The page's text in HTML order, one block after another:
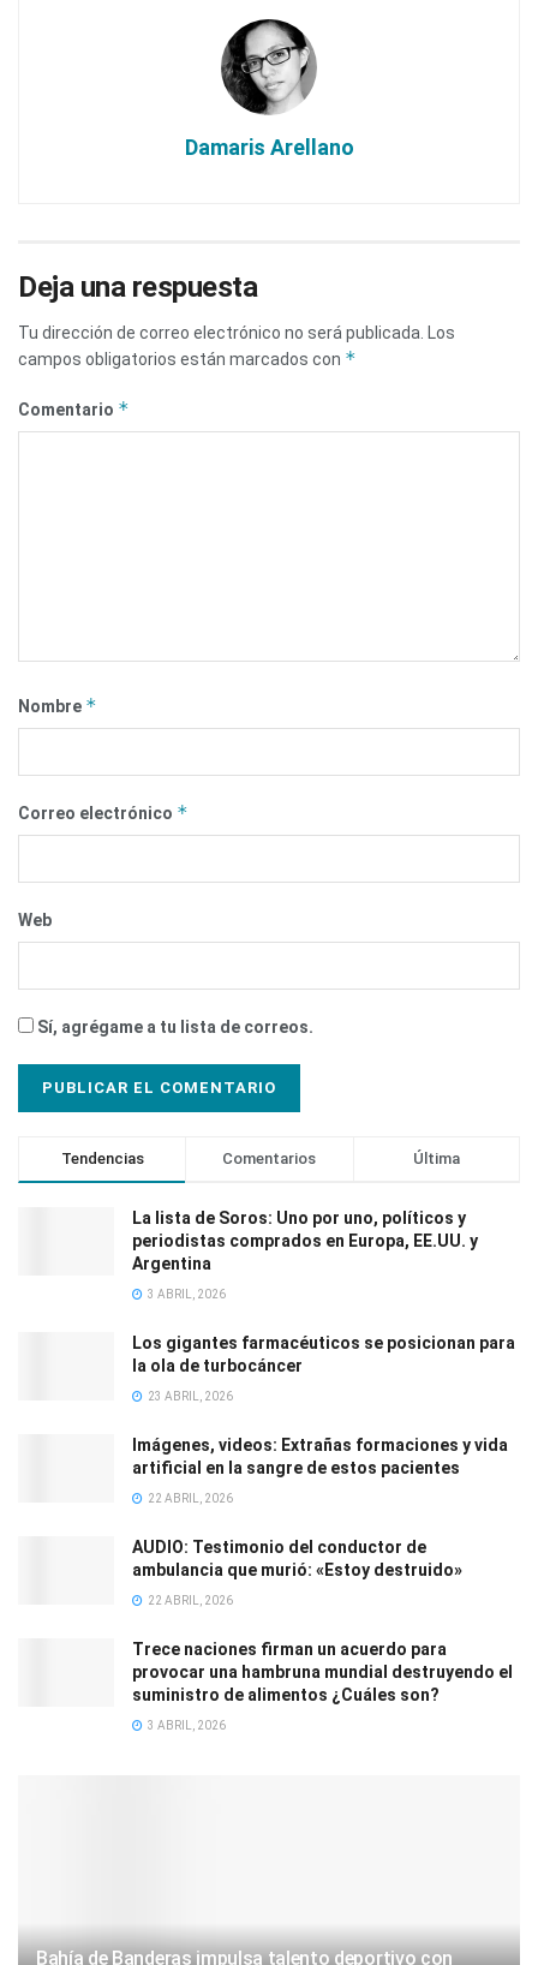
Damaris Arellano
Deja una respuesta
Tu dirección de correo electrónico no será publicada.
Los
campos obligatorios están marcados con *
Comentario *
Nombre *
Correo electrónico *
Web
Sí, agrégame a tu lista de correos.
Tendencias Comentarios Última
La lista de Soros: Uno por uno, políticos y
periodistas comprados en Europa, EE.UU. y
Argentina
3 ABRIL, 2026
Los gigantes farmacéuticos se posicionan para
la ola de turbocáncer
23 ABRIL, 2026
Imágenes, videos: Extrañas formaciones y vida
artificial en la sangre de estos pacientes
22 ABRIL, 2026
AUDIO: Testimonio del conductor de
ambulancia que murió: «Estoy destruido»
22 ABRIL, 2026
Trece naciones firman un acuerdo para
provocar una hambruna mundial destruyendo el
suministro de alimentos ¿Cuáles son?
3 ABRIL, 2026
Bahía de Banderas impulsa talento deportivo con